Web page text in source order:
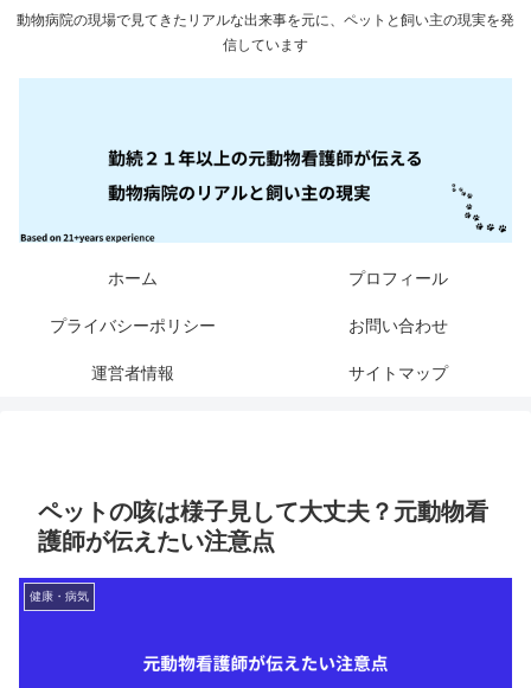
動物病院の現場で見てきたリアルな出来事を元に、ペットと飼い主の現実を発
信しています
ホーム プロフィール
プライバシーポリシー お問い合わせ
運営者情報 サイトマップ
ペットの咳は様子見して大丈夫？元動物看
護師が伝えたい注意点
健康・病気